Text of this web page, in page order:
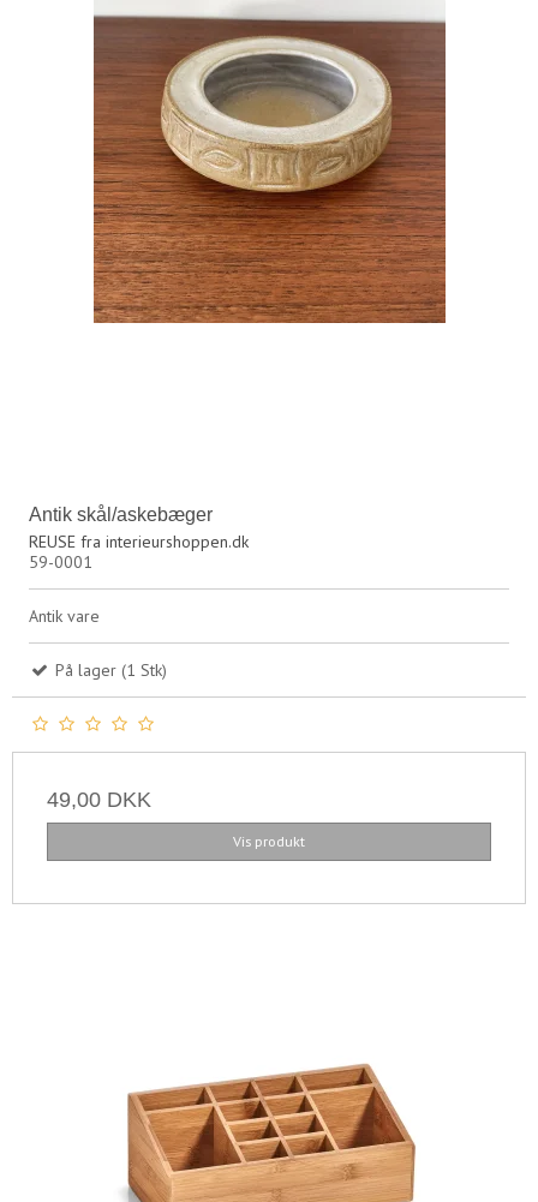
Antik skål/askebæger
REUSE fra interieurshoppen.dk
59-0001
Antik vare
På lager (1 Stk)
49,00 DKK
Vis produkt